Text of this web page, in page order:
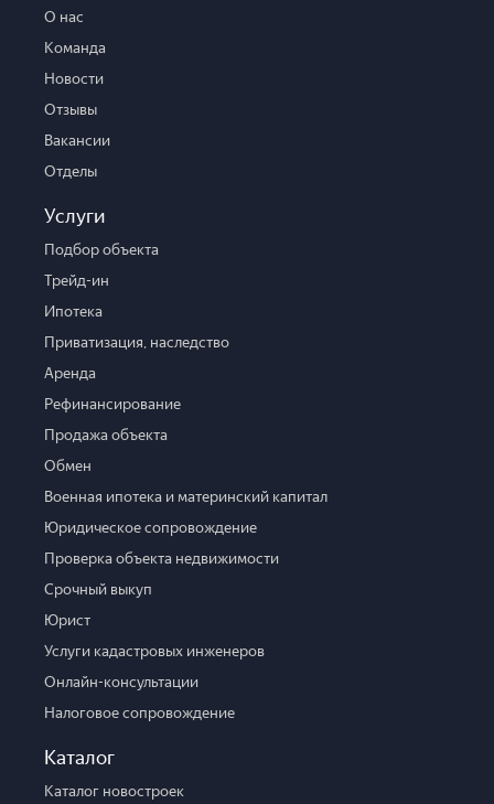
Стоимость
О нас
Команда
Новости
Отзывы
Вакансии
Отделы
Услуги
Подбор объекта
Трейд-ин
Ипотека
Приватизация, наследство
Аренда
Рефинансирование
Продажа объекта
Обмен
Военная ипотека и материнский капитал
Юридическое сопровождение
Проверка объекта недвижимости
Срочный выкуп
Юрист
Услуги кадастровых инженеров
Онлайн-консультации
Налоговое сопровождение
Каталог
Каталог новостроек